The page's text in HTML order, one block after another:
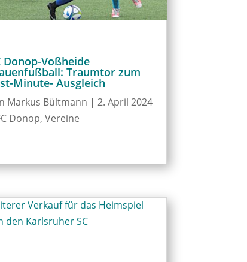
Donop-Voßheide
Traumtor zum
Minute- Ausgleich
Markus Bültmann | 2. April 2024
Donop, Vereine